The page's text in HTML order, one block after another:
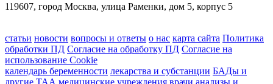
119607, город Москва, улица Раменки, дом 5, корпус 5
статьи новости вопросы и ответы о нас карта сайта Политика
обработки ПД Согласие на обработку ПД Согласие на
использование Cookie
календарь беременности лекарства и субстанции БАДы и
другие ТАА медицинские учреждения врачи анализы и